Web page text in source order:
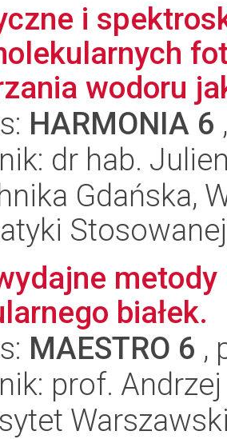
i
wodoru
HARMONIA 6
dr hab.
Gdańska,
Stosowanej
białek.
MAESTRO 6 ,
prof.